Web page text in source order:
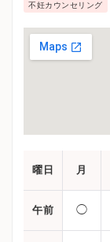
不妊カウンセリング
曜日 月
午前 ◯